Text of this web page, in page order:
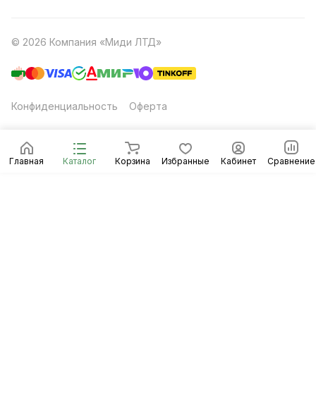
Главная Каталог Корзина Избранные Кабинет Сравнение
© 2026 Компания «Миди ЛТД»
Конфиденциальность Оферта